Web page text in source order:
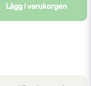
Lägg i varukorgen